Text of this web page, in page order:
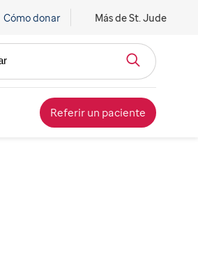
Cómo donar Más de St. Jude
Referir un paciente